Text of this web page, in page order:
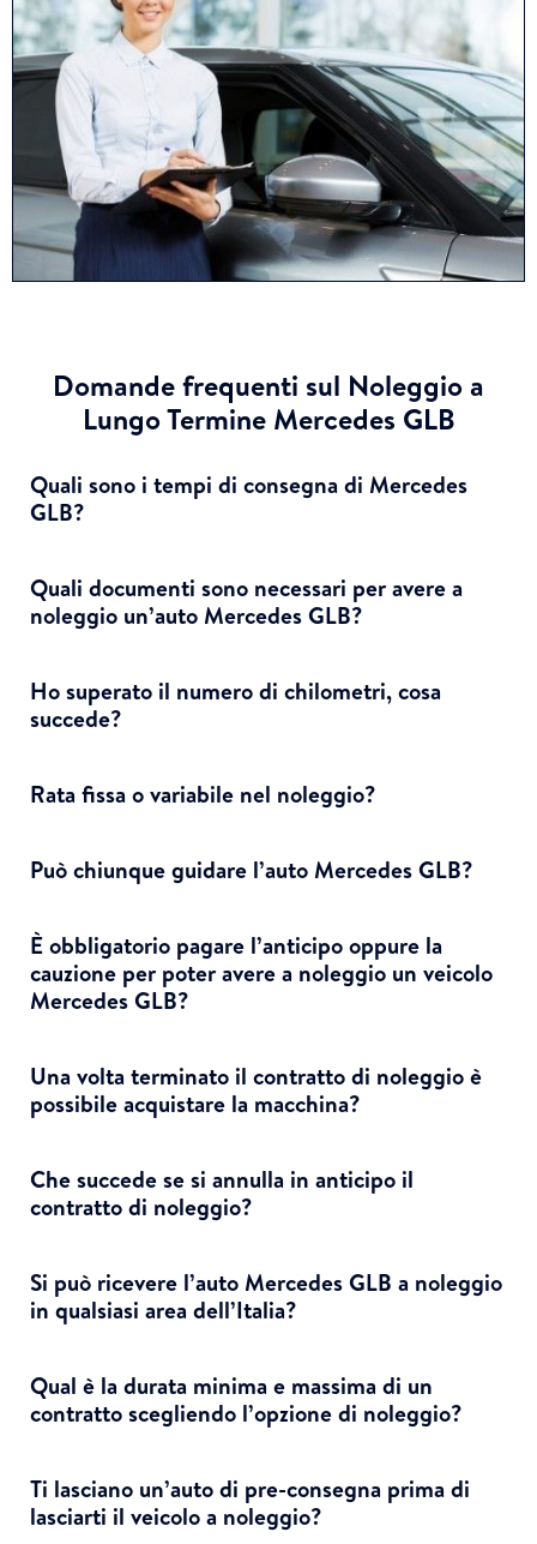
Domande frequenti sul Noleggio a
Lungo Termine Mercedes GLB
Quali sono i tempi di consegna di Mercedes
GLB?
Quali documenti sono necessari per avere a
noleggio un’auto Mercedes GLB?
Ho superato il numero di chilometri, cosa
succede?
Rata fissa o variabile nel noleggio?
Può chiunque guidare l’auto Mercedes GLB?
È obbligatorio pagare l’anticipo oppure la
cauzione per poter avere a noleggio un veicolo
Mercedes GLB?
Una volta terminato il contratto di noleggio è
possibile acquistare la macchina?
Che succede se si annulla in anticipo il
contratto di noleggio?
Si può ricevere l’auto Mercedes GLB a noleggio
in qualsiasi area dell’Italia?
Qual è la durata minima e massima di un
contratto scegliendo l’opzione di noleggio?
Ti lasciano un’auto di pre-consegna prima di
lasciarti il veicolo a noleggio?